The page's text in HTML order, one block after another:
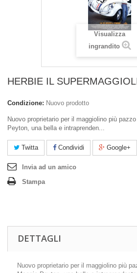
Visualizza
ingrandito
HERBIE IL
Condizione: Nuovo prodotto
Nuovo proprietario per il maggiolino più
Peyton, una bella e intraprenden...
Twitta Condividi Google+
Invia ad un amico
Stampa
DETTAGLI
Nuovo proprietario per il maggiolino più